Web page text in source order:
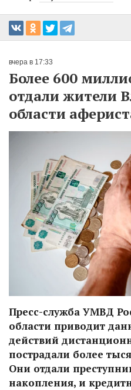
вчера в 17:33
Более 600
отдали жители
области
Пресс-служба УМВД
области приводит
действий
пострадали более
Они отдали
накопления, и